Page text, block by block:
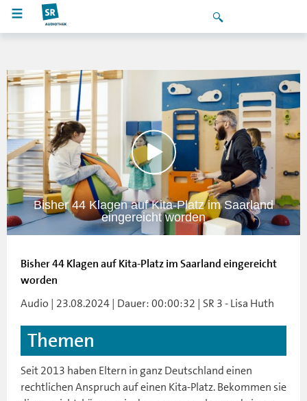
Bisher 44 Klagen auf Kita-Platz im Saarland
eingereicht worden
Bisher 44 Klagen auf Kita-Platz im Saarland eingereicht
worden
Audio | 23.08.2024 | Dauer: 00:00:32 | SR 3 - Lisa Huth
Themen
Seit 2013 haben Eltern in ganz Deutschland einen
rechtlichen Anspruch auf einen Kita-Platz. Bekommen sie